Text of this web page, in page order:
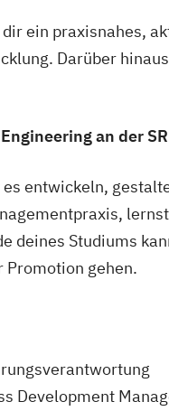
ein praxisnahes,
Darüber
an der
entwickeln,
deines Studiums
Promotion gehen.
Development